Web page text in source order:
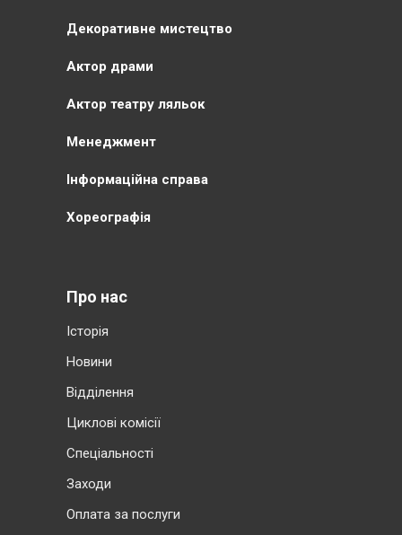
Декоративне мистецтво
Актор драми
Актор театру ляльок
Менеджмент
Інформаційна справа
Хореографія
Про нас
Історія
Новини
Відділення
Циклові комісії
Cпеціальності
Заходи
Оплата за послуги